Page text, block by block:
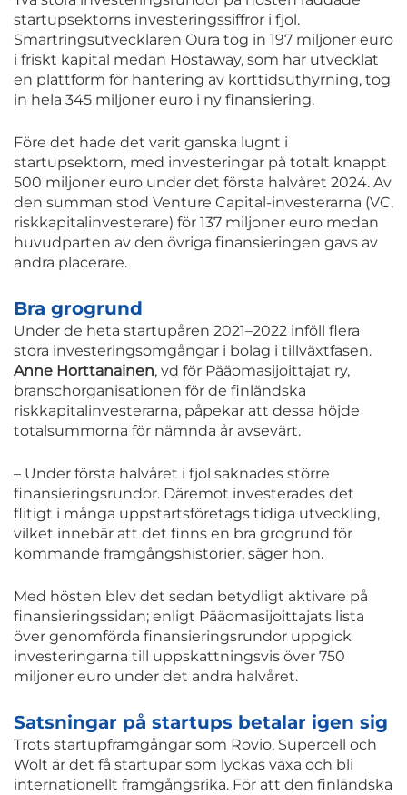
startupsektorns investeringssiffror i fjol.
Smartringsutvecklaren Oura tog in 197 miljoner euro
i friskt kapital medan Hostaway, som har utvecklat
en plattform för hantering av korttidsuthyrning, tog
in hela 345 miljoner euro i ny finansiering.
Före det hade det varit ganska lugnt i
startupsektorn, med investeringar på totalt knappt
500 miljoner euro under det första halvåret 2024. Av
den summan stod Venture Capital-investerarna (VC,
riskkapitalinvesterare) för 137 miljoner euro medan
huvudparten av den övriga finansieringen gavs av
andra placerare.
Bra grogrund
Under de heta startupåren 2021–2022 inföll flera
stora investeringsomgångar i bolag i tillväxtfasen.
Anne Horttanainen, vd för Pääomasijoittajat ry,
branschorganisationen för de finländska
riskkapitalinvesterarna, påpekar att dessa höjde
totalsummorna för nämnda år avsevärt.
– Under första halvåret i fjol saknades större
finansieringsrundor. Däremot investerades det
flitigt i många uppstartsföretags tidiga utveckling,
vilket innebär att det finns en bra grogrund för
kommande framgångshistorier, säger hon.
Med hösten blev det sedan betydligt aktivare på
finansieringssidan; enligt Pääomasijoittajats lista
över genomförda finansieringsrundor uppgick
investeringarna till uppskattningsvis över 750
miljoner euro under det andra halvåret.
Satsningar på startups betalar igen sig
Trots startupframgångar som Rovio, Supercell och
Wolt är det få startupar som lyckas växa och bli
internationellt framgångsrika. För att den finländska